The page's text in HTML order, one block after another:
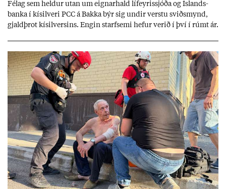
Fé­lag sem held­ur ut­an um eign­ar­hald líf­eyr­is­sjóða og Ís­lands­
banka í kís­il­veri PCC á Bakka býr sig und­ir verstu sviðs­mynd,
gjald­þrot kís­il­vers­ins. Eng­in starf­semi hef­ur ver­ið í því í rúmt ár.